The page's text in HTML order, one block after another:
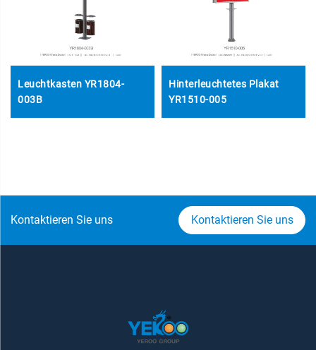
Leuchtkasten YR1804-
003B
Hinterleuchtetes Plakat
YR1510-005
Kontaktieren Sie uns Kontaktieren Sie uns